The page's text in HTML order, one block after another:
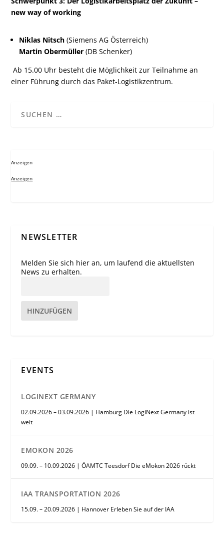
new way of working
Niklas Nitsch (Siemens AG Österreich)
Martin Obermüller (DB Schenker)
Ab 15.00 Uhr besteht die Möglichkeit zur Teilnahme an
einer Führung durch das Paket-Logistikzentrum.
Anzeigen
Anzeigen
NEWSLETTER
Melden Sie sich hier an, um laufend die aktuellsten
News zu erhalten.
HINZUFÜGEN
EVENTS
LOGINEXT GERMANY
02.09.2026 – 03.09.2026 | Hamburg Die LogiNext Germany ist
weit
EMOKON 2026
09.09. – 10.09.2026 | ÖAMTC Teesdorf Die eMokon 2026 rückt
IAA TRANSPORTATION 2026
15.09. – 20.09.2026 | Hannover Erleben Sie auf der IAA